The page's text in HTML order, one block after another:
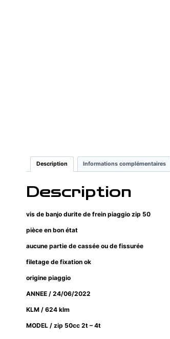
Description Informations complémentaires
Description
vis de banjo durite de frein piaggio zip 50
pièce en bon état
aucune partie de cassée ou de fissurée
filetage de fixation ok
origine piaggio
ANNEE / 24/06/2022
KLM / 624 klm
MODEL / zip 50cc 2t – 4t